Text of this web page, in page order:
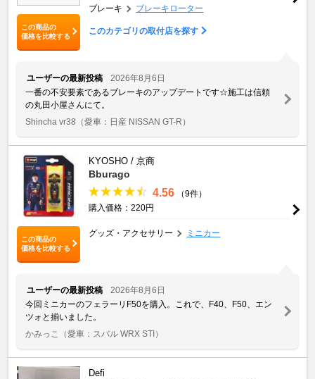
この商品の
価格を比較する
ブレーキ ブレーキローター
このカテゴリの取付店を探す
ユーザーの最新投稿
2026年8月6日
一番の不安要素であるブレーキのアップデートです☆施工は信頼
の丸田小屋さんにて。
Shincha vr38 （愛車：日産 NISSAN GT-R）
この商品の
価格を比較する
KYOSHO / 京商
Bburago
4.56
（9件）
購入価格：220円
グッズ・アクセサリー ミニカー
ユーザーの最新投稿
2026年8月6日
今回ミニカーのフェラーリF50を購入。これで、F40、F50、エン
ツォと揃いました。
かみっこ
（愛車：スバル WRX STI）
Defi